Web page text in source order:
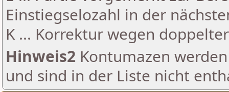
Einstiegselozahl in der
K ... Korrektur wegen
Hinweis2 Kontumazen
und sind in der Liste nicht